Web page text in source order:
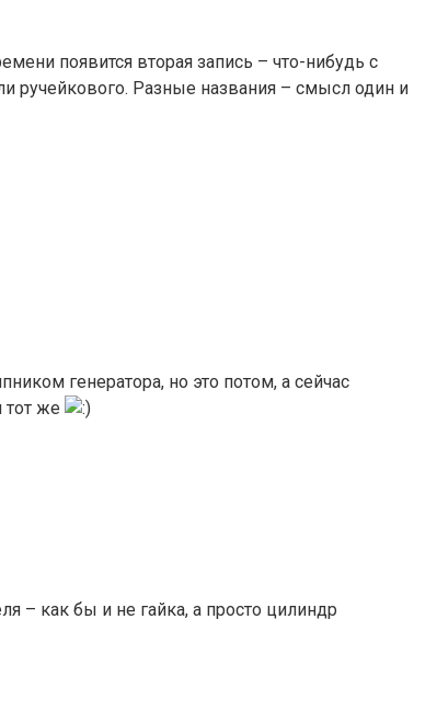
появится вторая запись – что-нибудь с
ручейкового. Разные названия – смысл один и
генератора, но это потом, а сейчас
тот же
– как бы и не гайка, а просто цилиндр